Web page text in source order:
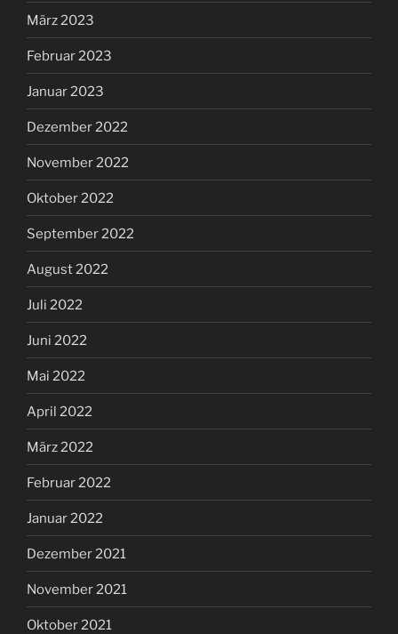
März 2023
Februar 2023
Januar 2023
Dezember 2022
November 2022
Oktober 2022
September 2022
August 2022
Juli 2022
Juni 2022
Mai 2022
April 2022
März 2022
Februar 2022
Januar 2022
Dezember 2021
November 2021
Oktober 2021